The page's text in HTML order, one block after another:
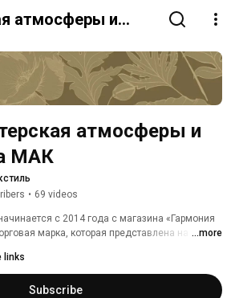
атмосферы и
атмосферы и
МАК
• 69 videos
с 2014 года с магазина «Гармония
марка, которая представлена на
РФ.
...more
links
Subscribe